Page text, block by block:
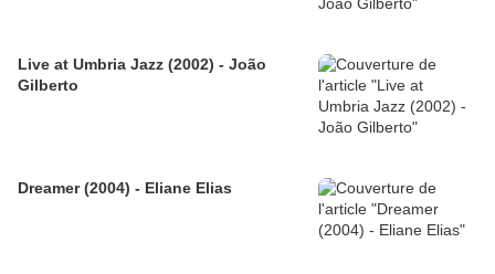
Live at Umbria Jazz (2002) - João
Gilberto
Dreamer (2004) - Eliane Elias